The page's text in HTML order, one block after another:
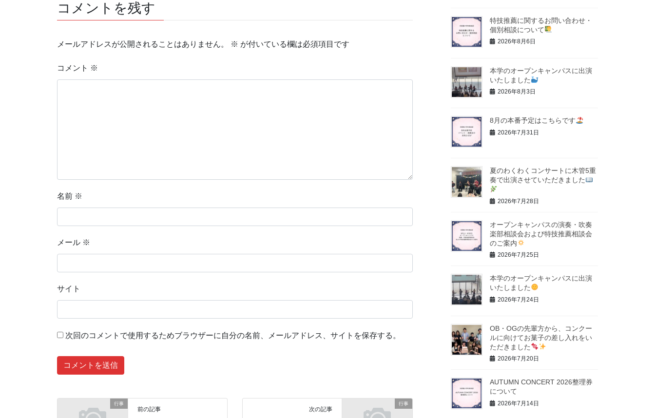
コメントを残す
メールアドレスが公開されることはありません。 ※ が付いている欄は必須項目です
コメント ※
名前 ※
メール ※
サイト
次回のコメントで使用するためブラウザーに自分の名前、メールアドレス、サイトを保存する。
行事
前の記事
行事
次の記事
特技推薦に関するお問い合わせ・
個別相談について
2026年8月6日
本学のオープンキャンパスに出演
いたしました
2026年8月3日
8月の本番予定はこちらです
2026年7月31日
夏のわくわくコンサートに木管5重
奏で出演させていただきました
2026年7月28日
オープンキャンパスの演奏・吹奏
楽部相談会および特技推薦相談会
のご案内
2026年7月25日
本学のオープンキャンパスに出演
いたしました
2026年7月24日
OB・OGの先輩方から、コンクー
ルに向けてお菓子の差し入れをい
ただきました
2026年7月20日
AUTUMN CONCERT 2026整理券
について
2026年7月14日